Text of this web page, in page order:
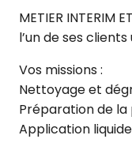
METIER INTERIM
l’un de ses
Vos missions :
Nettoyage et
Préparation de
Application liquide